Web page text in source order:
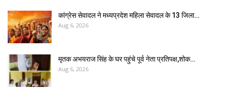
कांग्रेस सेवादल ने मध्यप्रदेश महिला सेवादल के 13 जिला…
Aug 6, 2026
मृतक अभयराज सिंह के घर पहुंचे पूर्व नेता प्रतिपक्ष,शोक…
Aug 6, 2026